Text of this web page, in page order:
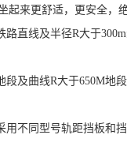
起来更舒适，更安全，
线及半径R大于300m
曲线R大于650M地段
同型号轨距挡板和挡